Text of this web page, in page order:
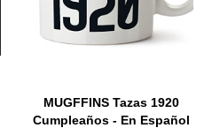
MUGFFINS Tazas 1920
Cumpleaños - En Español